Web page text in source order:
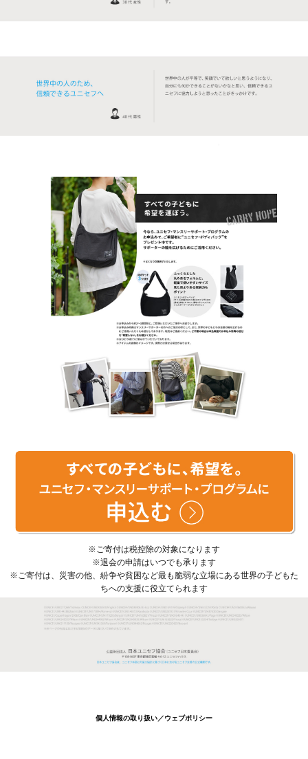
※ご寄付は税控除の対象になります
※退会の申請はいつでも承ります
※ご寄付は、災害の他、紛争や貧困など最も脆弱な立場にある世界の子どもた
ちへの支援に役立てられます
個人情報の取り扱い／ウェブポリシー